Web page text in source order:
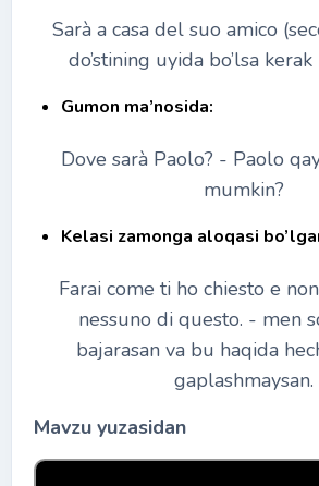
Sarà a casa del suo amico
do’stining uyida bo’lsa
Gumon ma’nosida:
Dove sarà Paolo? - Paolo
mumkin?
Kelasi zamonga aloqasi
Farai come ti ho chiesto e
nessuno di questo. - men
bajarasan va bu haqida
gaplashmaysan.
Mavzu yuzasidan